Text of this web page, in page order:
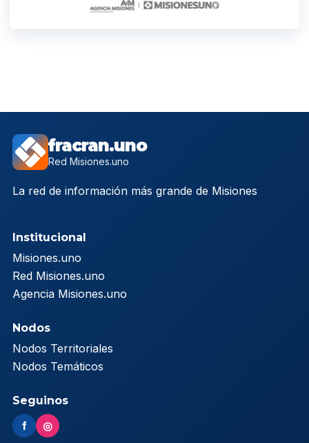
fracran.uno
Red Misiones.uno
La red de información más grande de Misiones
Institucional
Misiones.uno
Red Misiones.uno
Agencia Misiones.uno
Nodos
Nodos Territoriales
Nodos Temáticos
Seguinos
f ◎